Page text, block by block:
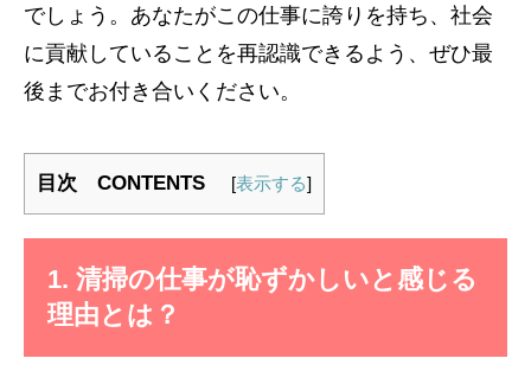
でしょう。あなたがこの仕事に誇りを持ち、社会
に貢献していることを再認識できるよう、ぜひ最
後までお付き合いください。
目次 CONTENTS [表示する]
1. 清掃の仕事が恥ずかしいと感じる
理由とは？